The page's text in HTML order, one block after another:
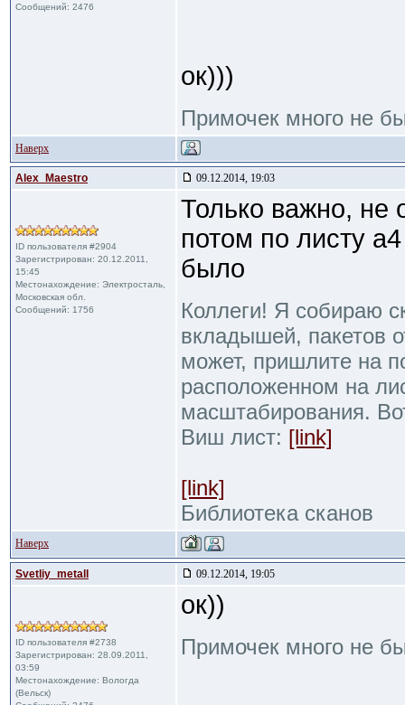
Сообщений: 2476
ок)))
Примочек много не
Наверх
Alex_Maestro 09.12.2014, 19:03
ID пользователя #2904
Зарегистрирован: 20.12.2011,
15:45
Местонахождение: Электросталь,
Московская обл.
Сообщений: 1756
Только важно, не
потом по листу
было
Коллеги! Я собираю
вкладышей, пакетов
может, пришлите на
расположенном на
масштабирования.
Виш лист: [link]
[link]
Библиотека сканов
Наверх
Svetliy_metall 09.12.2014, 19:05
ID пользователя #2738
Зарегистрирован: 28.09.2011,
03:59
Местонахождение: Вологда
(Вельск)
ок))
Примочек много не